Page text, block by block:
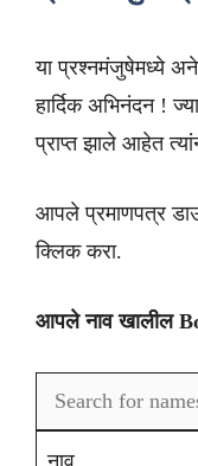
या प्रश्नमंजुषेमध्ये
हार्दिक अभिनंदन !
प्राप्त झाले आहेत
आपले प्रमाणपत्र
क्लिक करा.
आपले नाव खालील
नाव